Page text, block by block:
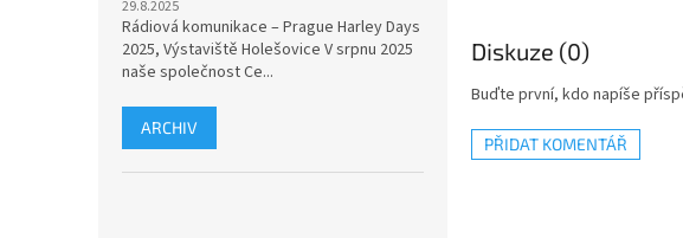
29.8.2025
Rádiová komunikace – Prague Harley Days
2025, Výstaviště Holešovice V srpnu 2025
naše společnost Ce...
ARCHIV
Diskuze (0)
Buďte první, kdo napíše
PŘIDAT KOMENTÁŘ